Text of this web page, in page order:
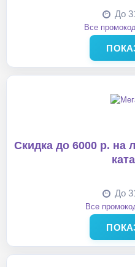
До
Все
Скидка до 6000 р. на
До
Все